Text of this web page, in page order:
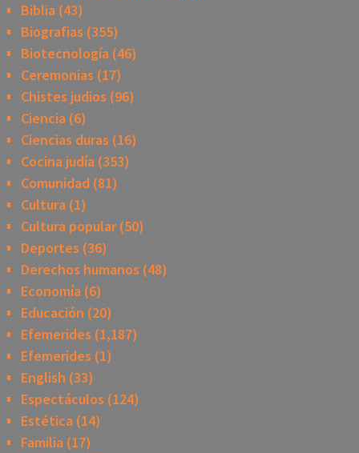
Biblia(43)
Biografias (355)
Biotecnología(46)
Ceremonias (17)
Chistes judios (96)
Ciencia(6)
Ciencias duras (16)
Cocina judía(353)
Comunidad(81)
Cultura(1)
Cultura popular(50)
Deportes (36)
Derechos humanos (48)
Economía(6)
Educación (20)
Efemerides (1,187)
Efemerides (1)
English (33)
Espectáculos (124)
Estética(14)
Familia(17)